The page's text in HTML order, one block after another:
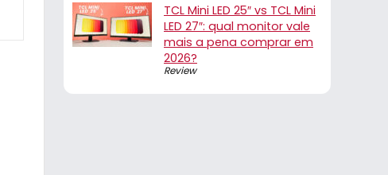
TCL Mini LED 25″ vs TCL Mini
LED 27″: qual monitor vale
mais a pena comprar em
2026?
Review